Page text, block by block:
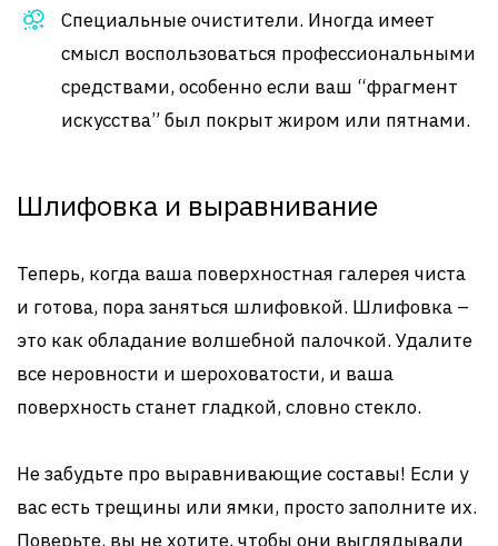
Специальные очистители. Иногда имеет
смысл воспользоваться профессиональными
средствами, особенно если ваш “фрагмент
искусства” был покрыт жиром или пятнами.
Шлифовка и выравнивание
Теперь, когда ваша поверхностная галерея чиста
и готова, пора заняться шлифовкой. Шлифовка –
это как обладание волшебной палочкой. Удалите
все неровности и шероховатости, и ваша
поверхность станет гладкой, словно стекло.
Не забудьте про выравнивающие составы! Если у
вас есть трещины или ямки, просто заполните их.
Поверьте, вы не хотите, чтобы они выглядывали